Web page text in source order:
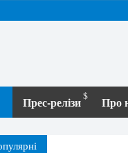
Прес-релізи Про